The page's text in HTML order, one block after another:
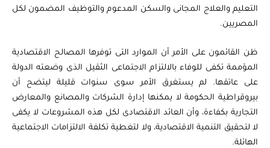
التعليم والعلاج المجانى والسكن المدعوم والتوظيف المضمون لكل
المصريين.
ظن القائمون على الأمر أن الموارد التى توفرها المصالح الاقتصادية
المؤممة تكفى للوفاء بالالتزام الاجتماعى الثقيل الذى وضعته الدولة
على عاتقها. لم يستغرق الأمر سوى سنوات قليلة ليتضح أن
بيروقراطية الحكومة لا يمكنها إدارة الشركات والمصانع والمعارض
التجارية بكفاءة، وأن العائد الاقتصادى لكل هذه المشروعات لا يكفى
لا لتحقيق التنمية الاقتصادية، ولا لتغطية تكلفة الالتزامات الاجتماعية
الهائلة.